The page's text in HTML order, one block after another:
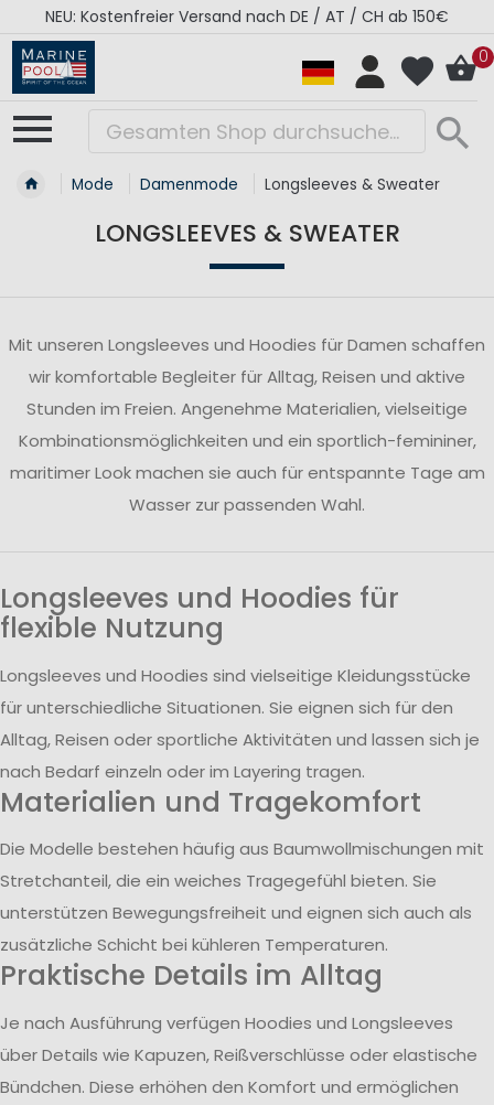
NEU: Kostenfreier Versand nach DE / AT / CH ab 150€
0
Mode Damenmode Longsleeves & Sweater
LONGSLEEVES & SWEATER
Mit unseren Longsleeves und Hoodies für Damen schaffen
wir komfortable Begleiter für Alltag, Reisen und aktive
Stunden im Freien. Angenehme Materialien, vielseitige
Kombinationsmöglichkeiten und ein sportlich-femininer,
maritimer Look machen sie auch für entspannte Tage am
Wasser zur passenden Wahl.
Longsleeves und Hoodies für
flexible Nutzung
Longsleeves und Hoodies sind vielseitige Kleidungsstücke
für unterschiedliche Situationen. Sie eignen sich für den
Alltag, Reisen oder sportliche Aktivitäten und lassen sich je
nach Bedarf einzeln oder im Layering tragen.
Materialien und Tragekomfort
Die Modelle bestehen häufig aus Baumwollmischungen mit
Stretchanteil, die ein weiches Tragegefühl bieten. Sie
unterstützen Bewegungsfreiheit und eignen sich auch als
zusätzliche Schicht bei kühleren Temperaturen.
Praktische Details im Alltag
Je nach Ausführung verfügen Hoodies und Longsleeves
über Details wie Kapuzen, Reißverschlüsse oder elastische
Bündchen. Diese erhöhen den Komfort und ermöglichen